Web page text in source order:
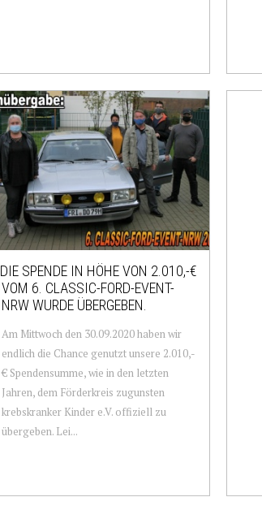
DIE SPENDE IN HÖHE VON 2.010,-€
VOM 6. CLASSIC-FORD-EVENT-
NRW WURDE ÜBERGEBEN.
Am Mittwoch den 30.09.2020 haben wir
endlich die Chance genutzt unsere 2.010,-
€ Spendensumme, wie in den letzten
Jahren, dem Förderkreis zugunsten
krebskranker Kinder e.V. offiziell zu
übergeben. Lei...